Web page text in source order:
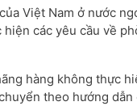
Việt Nam ở nước
các yêu cầu về
hàng không thực
theo hướng dẫn